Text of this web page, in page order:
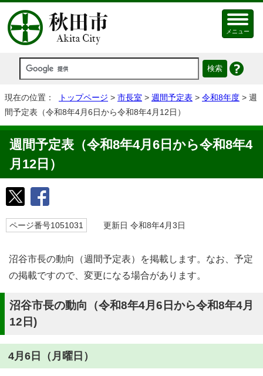
メニュー
現在の位置： トップページ > 市長室 > 週間予定表 > 令和8年度 > 週
間予定表（令和8年4月6日から令和8年4月12日）
週間予定表（令和8年4月6日から令和8年4
月12日）
ページ番号1051031 更新日 令和8年4月3日
沼谷市長の動向（週間予定表）を掲載します。なお、予定
の掲載ですので、変更になる場合があります。
沼谷市長の動向（令和8年4月6日から令和8年4月
12日)
4月6日（月曜日）